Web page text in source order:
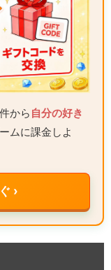
から 自分の好き
ムに課金しよ
›